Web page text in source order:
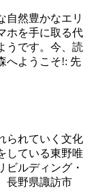
自然豊かなエリ
ホを手に取る代
うです。今、読
へようこそ!: 先
られていく文化
している東野唯
ビルディング・
長野県諏訪市